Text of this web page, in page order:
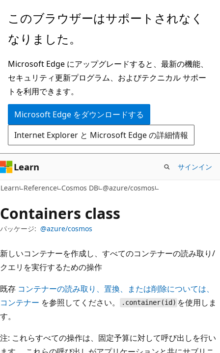
メ
ン
ン
テ
ン
ツ
に
ス
キ
ッ
プ
ペ
ジ
ナ
ビ
ゲ
ー
シ
ョ
ン
に
ス
キ
ッ
プ
このブラウザーはサポートされなく
なりました。
Microsoft Edge にアップグレードすると、最新の機能、
セキュリティ更新プログラム、およびテクニカル サポー
トを利用できます。
Microsoft Edge をダウンロードする
Internet Explorer と Microsoft Edge の詳細情報
Learn サインイン
Learn Reference Cosmos DB @azure/cosmos
Containers class
パッケージ: @azure/cosmos
新しいコンテナーを作成し、すべてのコンテナーの読み取り/
クエリを実行するための操作
既存 コンテナーの読み取り、置換、または削除については、
コンテナー を参照してください。 .container(id) を使用しま
す。
注: これらすべての操作は、固定予算に対して呼び出しを行い